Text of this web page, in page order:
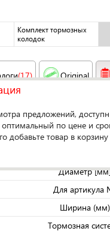
Комплект тормозных
колодок
(17) Original
Диаметр
Для
Ширина (мм)
Тормозная
предложений,
по цене и
добавьте товар в